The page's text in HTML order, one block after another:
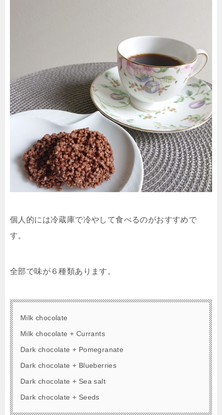
個人的には冷蔵庫で冷やして食べるのがおすすめで
す。
全部で味が６種類あります。
Milk chocolate
Milk chocolate + Currants
Dark chocolate + Pomegranate
Dark chocolate + Blueberries
Dark chocolate + Sea salt
Dark chocolate + Seeds